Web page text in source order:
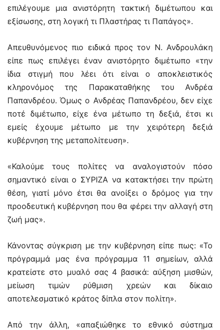
επιλέγουμε μια ανιστόρητη τακτική διμέτωπου και
εξίσωσης, στη λογική τι Πλαστήρας τι Παπάγος».
Απευθυνόμενος πιο ειδικά προς τον Ν. Ανδρουλάκη
είπε πως επιλέγει έναν ανιστόρητο διμέτωπο «την
ίδια στιγμή που λέει ότι είναι ο αποκλειστικός
κληρονόμος της Παρακαταθήκης του Ανδρέα
Παπανδρέου. Όμως ο Ανδρέας Παπανδρέου, δεν είχε
ποτέ διμέτωπο, είχε ένα μέτωπο τη δεξιά, έτσι κι
εμείς έχουμε μέτωπο με την χειρότερη δεξιά
κυβέρνηση της μεταπολίτευση».
«Καλούμε τους πολίτες να αναλογιστούν πόσο
σημαντικό είναι ο ΣΥΡΙΖΑ να κατακτήσει την πρώτη
θέση, γιατί μόνο έτσι θα ανοίξει ο δρόμος για την
προοδευτική κυβέρνηση που θα φέρει την αλλαγή στη
ζωή μας».
Κάνοντας σύγκριση με την κυβέρνηση είπε πως: «Το
πρόγραμμά μας ένα πρόγραμμα 11 σημείων, αλλά
κρατείστε στο μυαλό σας 4 βασικά: αύξηση μισθών,
μείωση τιμών ρύθμιση χρεών και δίκαιο
αποτελεσματικό κράτος δίπλα στον πολίτη».
Από την άλλη, «απαξιώθηκε το εθνικό σύστημα